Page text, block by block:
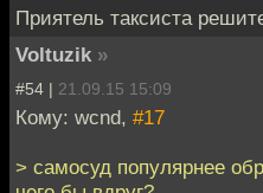
Приятель таксиста
Voltuzik »
#54 | 21.09.15 15:09
Кому: wcnd, #17
> самосуд популярнее